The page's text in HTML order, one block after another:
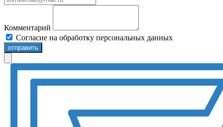
Комментарий
Согласие на обработку персональных данных
отправить